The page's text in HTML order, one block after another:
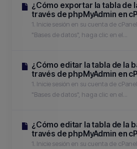
¿Cómo exportar la tabla de
través de phpMyAdmin en
1. Inicie sesión en su cuenta de
"Bases de datos", haga clic en el...
¿Cómo editar la tabla de la
través de phpMyAdmin en
1. Inicie sesión en su cuenta de
"Bases de datos", haga clic en el...
¿Cómo editar la tabla de la
través de phpMyAdmin en
1. Inicie sesión en su cuenta de